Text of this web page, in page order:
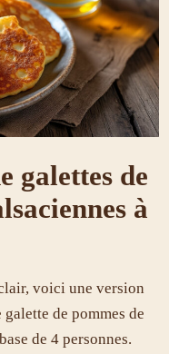
galettes de
à
voici une version
de pommes de
de 4 personnes.